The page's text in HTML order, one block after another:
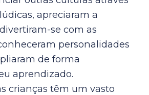
apreciaram a
se com as
personalidades
de forma
aprendizado.
crianças têm um vasto